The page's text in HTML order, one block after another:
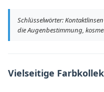
Schlüsselwörter:
die Augenbestimmung,
Vielseitige